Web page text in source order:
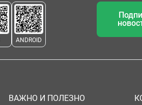
ANDROID
ВАЖНО И ПОЛЕЗНО